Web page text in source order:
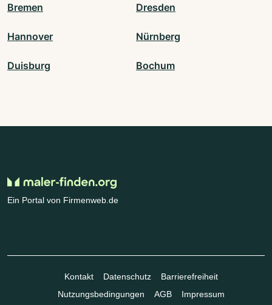
Bremen Dresden
Hannover Nürnberg
Duisburg Bochum
Ein Portal von Firmenweb.de
Kontakt Datenschutz
Barrierefreiheit
Nutzungsbedingungen
AGB Impressum